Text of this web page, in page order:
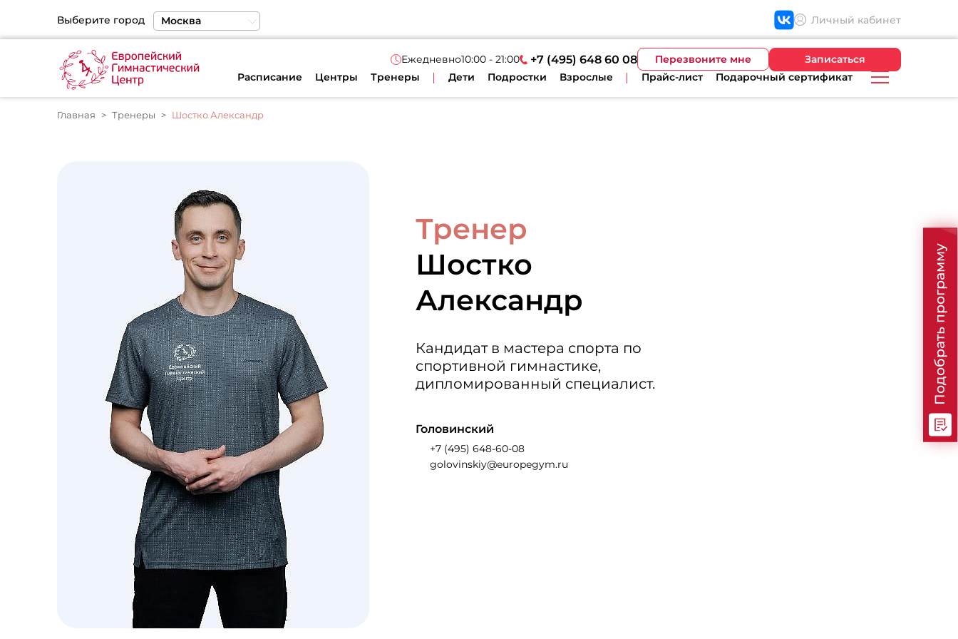
Подобрать программу
Выберите город
Москва
Санкт-Петербург
Екатеринбург
Личный кабинет
Ежедневно10:00 - 21:00 +7 (495) 648 60 08 Перезвоните мне
Записаться
Расписание
Центры Тренеры Дети Подростки Взрослые Прайс-лист Подарочный сертификат
Главная Тренеры Шостко Александр
Тренер
Шостко
Александр
Кандидат в мастера спорта по
спортивной гимнастике,
дипломированный специалист.
Головинский
+7 (495) 648-60-08
golovinskiy@europegym.ru